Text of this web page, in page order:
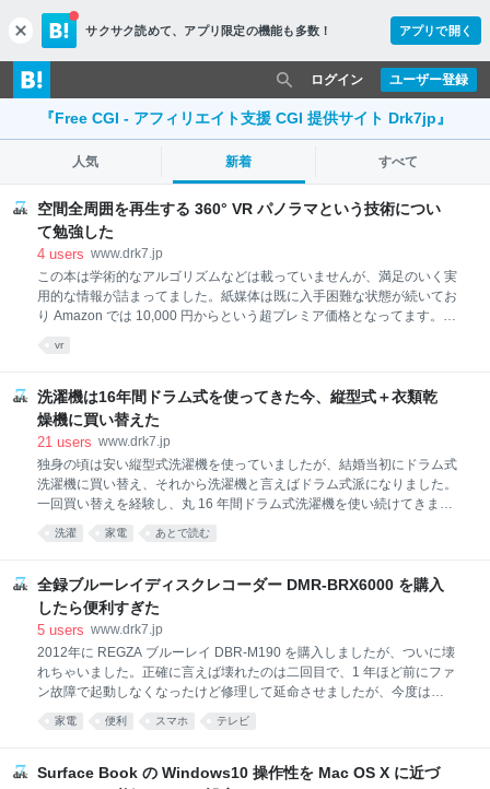
c
l
o
s
サクサク読めて、 アプリ限定の機能も多数！ アプリで開く
ユーザー登録
ログイン
『Free CGI - アフィリエイト支援 CGI 提供サイト Drk7jp』
人気 新着 すべて
空間全周囲を再生する 360° VR パノラマという技術につい
て勉強した
4 users www.drk7.jp
この本は学術的なアルゴリズムなどは載っていませんが、満足のいく実
用的な情報が詰まってました。紙媒体は既に入手困難な状態が続いてお
り Amazon では 10,000 円からという超プレミア価格となってます。
ダクトが存在し流行っていた技術だそうです。すでに 20 年以上前から
存在する技術ってわけです。VR パノラマを作成する場合は、ある一点
から全方位の写真を複数枚撮影し、専用のソフトウェアで全ての方位を
カメラで撮影したデジタルデータを直接処理できるわけですが、昔はネ
ガフィルムで撮影した
vr
洗濯機は16年間ドラム式を使ってきた今、縦型式＋衣類乾
燥機に買い替えた
21 users www.drk7.jp
独身の頃は安い縦型式洗濯機を使っていましたが、結婚当初にドラム式
洗濯機に買い替え、それから洗濯機と言えばドラム式派になりました。
一回買い替えを経験し、丸 16 年間ドラム式洗濯機を使い続けてきまし
た。 そして今だからこそ断言できます。乾燥機を多用するならドラム式
洗濯機はおすすめできません。一年に一回ほどのペースで故障＆メンテ
5 年の延長保証が切れた後も何度も何度も修理を繰り返して使ってきま
したが、ここ最近、またも例の EH8 エラーが発生して乾燥機能が使えな
くなってしまいました。家電の寿命は 10 年が一般的でして、メーカー
けで 10 年目に入るこの洗濯機もいよいよお役御免かなと諦めて、洗濯
機を買い換えることにしました。 というわけで、結婚してから初めて縦
型
洗濯 家電 あとで読む
全録ブルーレイディスクレコーダー DMR-BRX6000 を購入
したら便利すぎた
5 users www.drk7.jp
2012年に REGZA ブルーレイ DBR-M190 を購入しましたが、ついに壊
れちゃいました。正確に言えば壊れたのは二回目で、1 年ほど前にファ
ン故障で起動しなくなったけど修理して延命させましたが、今度は
HDMI 周辺が故障した模様で、頻繁に映像がブラックアウト（真っ黒画
面に点滅する）症状がではじめました。 画面点滅はもの凄いストレスを
ーを比較検討。結論から書いておくと、今回はパナソニックの DMR-
家電 便利 スマホ テレビ
Surface Book の Windows10 操作性を Mac OS X に近づ